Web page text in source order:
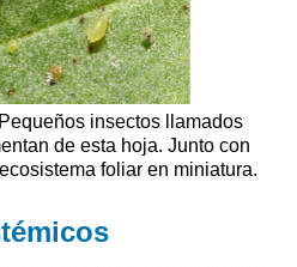
insectos llamados
de esta hoja. Junto con
foliar en miniatura.